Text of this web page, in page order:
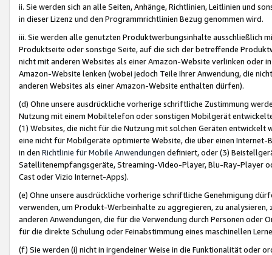
ii. Sie werden sich an alle Seiten, Anhänge, Richtlinien, Leitlinien und
in dieser Lizenz und den Programmrichtlinien Bezug genommen wird.
iii. Sie werden alle genutzten Produktwerbungsinhalte ausschließlich
Produktseite oder sonstige Seite, auf die sich der betreffende
nicht mit anderen Websites als einer Amazon-Website verlinken oder
Amazon-Website lenken (wobei jedoch Teile Ihrer Anwendung, die
anderen Websites als einer Amazon-Website enthalten dürfen).
(d) Ohne unsere ausdrückliche vorherige schriftliche Zustimmung
Nutzung mit einem Mobiltelefon oder sonstigen Mobilgerät
(1) Websites, die nicht für die Nutzung mit solchen Geräten
eine nicht für Mobilgeräte optimierte Website, die über einen
in den Richtlinie für Mobile Anwendungen definiert, oder (3)
Satellitenempfangsgeräte, Streaming-Video-Player, Blu-Ray-Player
Cast oder Vizio Internet-Apps).
(e) Ohne unsere ausdrückliche vorherige schriftliche Genehmigung
verwenden, um Produkt-Werbeinhalte zu aggregieren, zu
anderen Anwendungen, die für die Verwendung durch Personen
für die direkte Schulung oder Feinabstimmung eines maschinellen
(f) Sie werden (i) nicht in irgendeiner Weise in die Funktionalität oder